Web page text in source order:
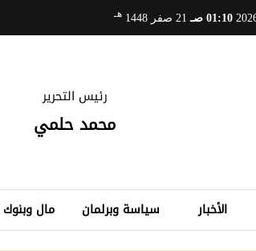
01:10 صـ 21 صفر 1448 هـ
رئيس التحرير
محمد حلمي
الأخبار سياسة وبرلمان مال وبنوك